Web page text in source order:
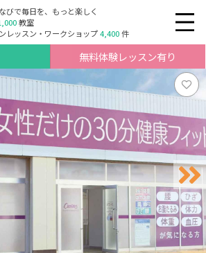
びで毎日を、もっと楽しく
教室
レッスン・ワークショップ4,400件
無料体験レッスン有り